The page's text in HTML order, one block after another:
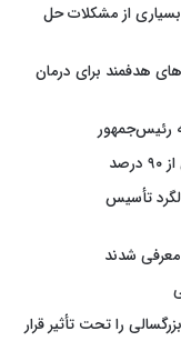
بسیاری از مشکلات حل
هدفمند برای درمان
رئیس‌جمهور
تأسیس
را تحت تأثیر قرار